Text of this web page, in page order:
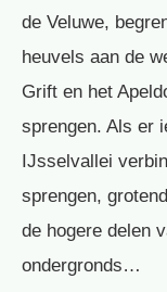
de Veluwe,
heuvels aan de
Grift en het
sprengen. Als er
IJsselvallei
sprengen,
de hogere delen
ondergronds…